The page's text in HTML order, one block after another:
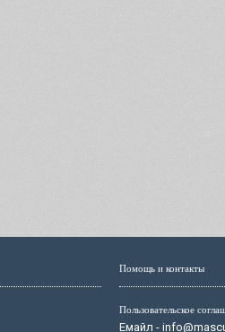
Помощь и контакты
Пользовательское
Емайл -